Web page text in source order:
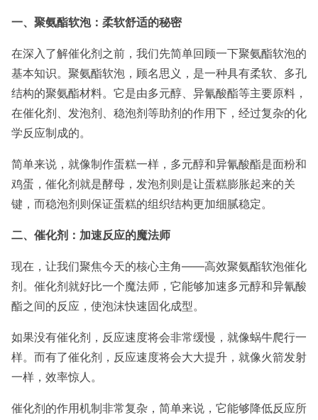
一、聚氨酯软泡：柔软舒适的秘密
在深入了解催化剂之前，我们先简单回顾一下聚氨酯软泡的
基本知识。聚氨酯软泡，顾名思义，是一种具有柔软、多孔
结构的聚氨酯材料。它是由多元醇、异氰酸酯等主要原料，
在催化剂、发泡剂、稳泡剂等助剂的作用下，经过复杂的化
学反应制成的。
简单来说，就像制作蛋糕一样，多元醇和异氰酸酯是面粉和
鸡蛋，催化剂就是酵母，发泡剂则是让蛋糕膨胀起来的关
键，而稳泡剂则保证蛋糕的组织结构更加细腻稳定。
二、催化剂：加速反应的魔法师
现在，让我们聚焦今天的核心主角——高效聚氨酯软泡催化
剂。催化剂就好比一个魔法师，它能够加速多元醇和异氰酸
酯之间的反应，使泡沫快速固化成型。
如果没有催化剂，反应速度将会非常缓慢，就像蜗牛爬行一
样。而有了催化剂，反应速度将会大大提升，就像火箭发射
一样，效率惊人。
催化剂的作用机制非常复杂，简单来说，它能够降低反应所